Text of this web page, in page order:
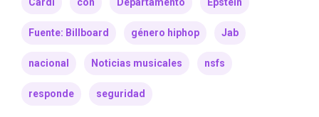
Fuente: Billboard género hiphop Jab
nacional Noticias musicales nsfs
responde seguridad